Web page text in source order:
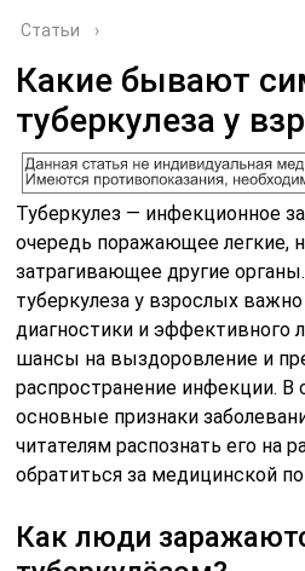
Статьи ›
Какие бывают
туберкулеза у
Туберкулез — инфекционное
очередь поражающее легкие,
затрагивающее другие
туберкулеза у взрослых
диагностики и эффективного
шансы на выздоровление и
распространение инфекции. В
основные признаки
читателям распознать его на
обратиться за медицинской
Как люди